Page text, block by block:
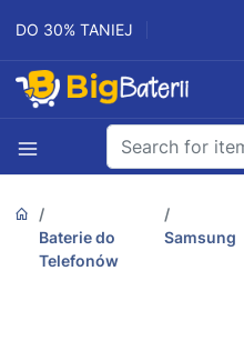
DO 30% TANIEJ
Baterie do
Telefonów
Samsung